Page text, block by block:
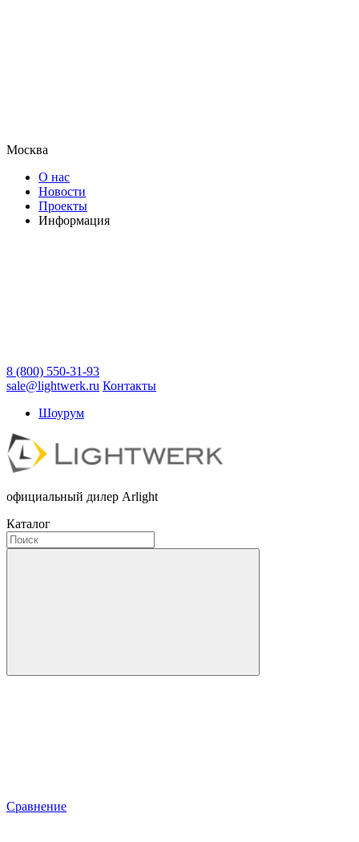
Москва
О нас
Новости
Проекты
Информация
8 (800) 550-31-93
sale@lightwerk.ru Контакты
Шоурум
официальный дилер Arlight
Каталог
Сравнение